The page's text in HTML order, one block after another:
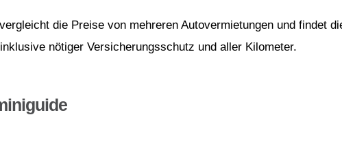
die Preise von mehreren Autovermietungen und findet
nötiger Versicherungsschutz und aller Kilometer.